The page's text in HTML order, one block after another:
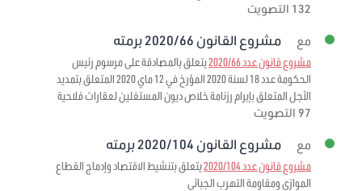
132 التصويت
مع مشروع القانون 2020/66 برمته
مشروع قانون عدد 2020/66
يتعلق بالمصادقة على مرسوم رئيس
الحكومة عدد 18 لسنة 2020 المؤرخ في 12 ماي 2020 المتعلق بتمديد
الأجل المتعلق بإبرام رزنامة خلاص ديون المستغلين لعقارات فلاحية
97 التصويت
مع مشروع القانون 2020/104 برمته
مشروع قانون عدد 2020/104
يتعلق بتنشيط الاقتصاد وإدماج القطاع
الموازي ومقاومة التهرب الجبائي